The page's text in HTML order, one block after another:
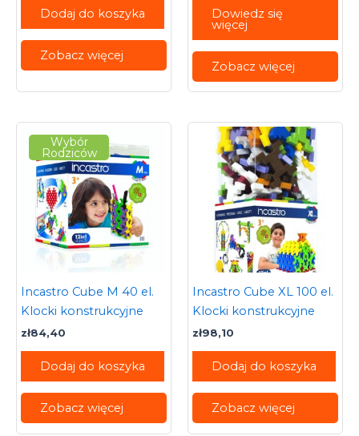
Dodaj do koszyka
Zobacz więcej
Dowiedz się
więcej
Zobacz więcej
Wybór
Rodziców
Incastro Cube M 40 el.
Klocki konstrukcyjne
zł84,40
Dodaj do koszyka
Zobacz więcej
Incastro Cube XL 100 el.
Klocki konstrukcyjne
zł98,10
Dodaj do koszyka
Zobacz więcej